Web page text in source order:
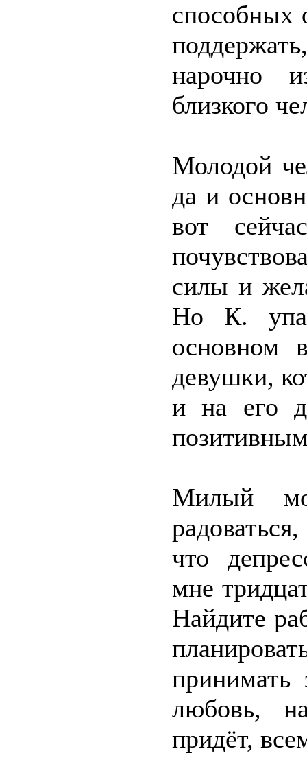
способных
нарочно
близкого
Молодой
да и
вот
силы и
Но К.
основном
девушки,
и на его
Милый
что
мне
Найдите
принимать
любовь,
придёт,